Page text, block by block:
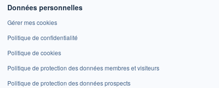
Données personnelles
Gérer mes cookies
Politique de confidentialité
Politique de cookies
Politique de protection des données membres et visiteurs
Politique de protection des données prospects